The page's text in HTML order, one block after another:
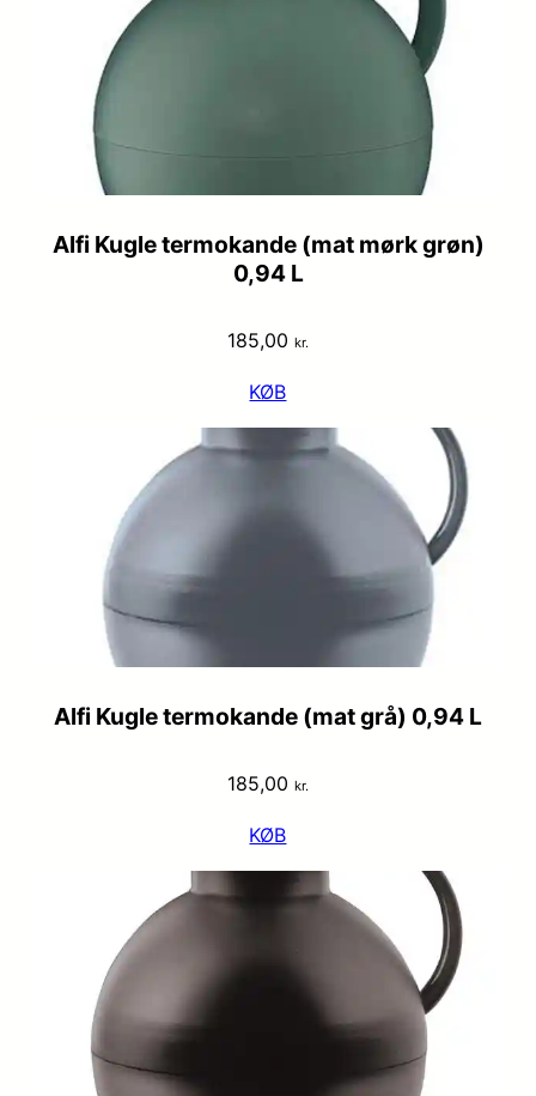
Alfi Kugle termokande (mat mørk grøn)
0,94 L
185,00 kr.
KØB
Alfi Kugle termokande (mat grå) 0,94 L
185,00 kr.
KØB